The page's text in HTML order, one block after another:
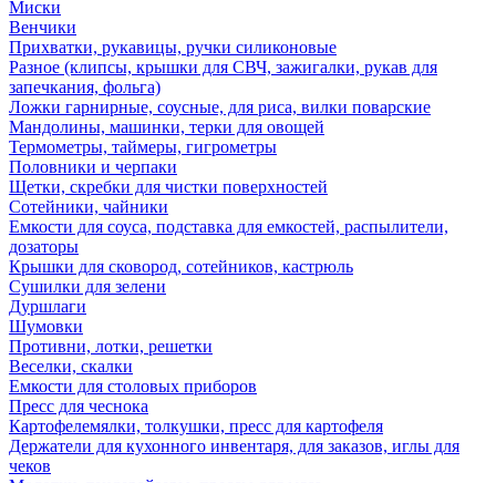
Миски
Венчики
Прихватки, рукавицы, ручки силиконовые
Разное (клипсы, крышки для СВЧ, зажигалки, рукав для
запечкания, фольга)
Ложки гарнирные, соусные, для риса, вилки поварские
Мандолины, машинки, терки для овощей
Термометры, таймеры, гигрометры
Половники и черпаки
Щетки, скребки для чистки поверхностей
Сотейники, чайники
Емкости для соуса, подставка для емкостей, распылители,
дозаторы
Крышки для сковород, сотейников, кастрюль
Сушилки для зелени
Дуршлаги
Шумовки
Противни, лотки, решетки
Веселки, скалки
Емкости для столовых приборов
Пресс для чеснока
Картофелемялки, толкушки, пресс для картофеля
Держатели для кухонного инвентаря, для заказов, иглы для
чеков